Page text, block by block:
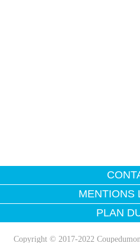
MENTIONS
PLAN
Copyright © 2017-2022